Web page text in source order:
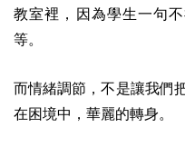
教室裡，因為學生一句不
等。
而情緒調節，不是讓我們
在困境中，華麗的轉身。